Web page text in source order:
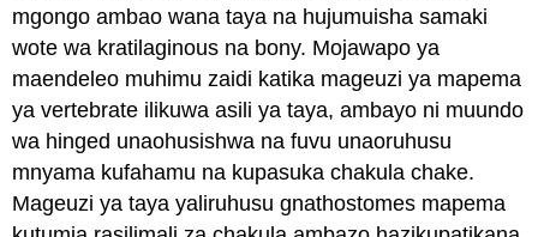
mgongo ambao wana taya na hujumuisha samaki
wote wa kratilaginous na bony. Mojawapo ya
maendeleo muhimu zaidi katika mageuzi ya mapema
ya vertebrate ilikuwa asili ya taya, ambayo ni muundo
wa hinged unaohusishwa na fuvu unaoruhusu
mnyama kufahamu na kupasuka chakula chake.
Mageuzi ya taya yaliruhusu gnathostomes mapema